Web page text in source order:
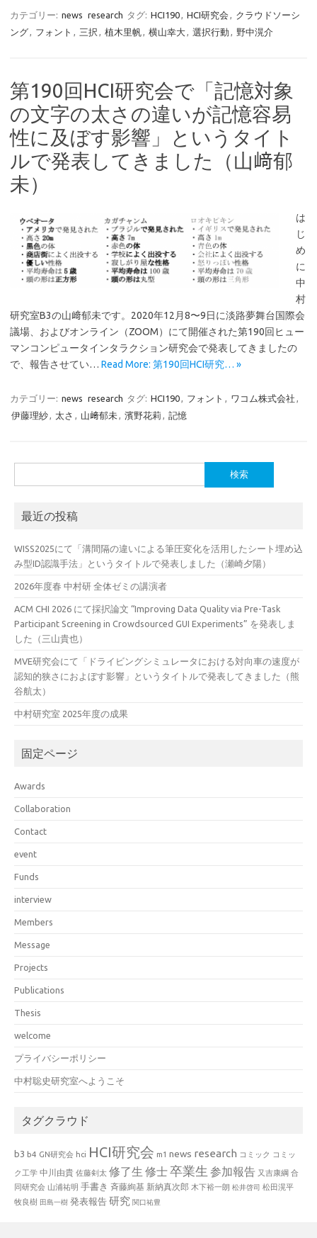
カテゴリー: news research タグ: HCI190, HCI研究会 , クラウドソーシ
ング, フォント , 三択 , 植木里帆, 横山幸大, 選択行動 , 野中滉介
第190回HCI研究会で「記憶対象
の文字の太さの違いが記憶容易
性に及ぼす影響」というタイト
ルで発表してきました（山﨑郁
未）
は
じ
め
に
中
村
研究室B3の山﨑郁未です。2020年12月8〜9日に淡路夢舞台国際会
議場、およびオンライン（ZOOM）にて開催された第190回ヒュー
マンコンピュータインタラクション研究会で発表してきましたの
で、報告させてい… Read More: 第190回HCI研究… »
カテゴリー: news research タグ: HCI190, フォント , ワコム株式会社 ,
伊藤理紗, 太さ , 山﨑郁未, 濱野花莉 , 記憶
索:
最近の投稿
WISS2025にて「溝間隔の違いによる筆圧変化を活用したシート埋め込
み型ID認識手法」というタイトルで発表しました（瀬崎夕陽）
2026年度春 中村研 全体ゼミの講演者
ACM CHI 2026 にて採択論文 “Improving Data Quality via Pre-Task
Participant Screening in Crowdsourced GUI Experiments” を発表しま
した（三山貴也）
MVE研究会にて「ドライビングシミュレータにおける対向車の速度が
認知的狭さにおよぼす影響」というタイトルで発表してきました（熊
谷航太）
中村研究室 2025年度の成果
固定ページ
Awards
Collaboration
Contact
event
Funds
interview
Members
Message
Projects
Publications
Thesis
welcome
プライバシーポリシー
中村聡史研究室へようこそ
タグクラウド
b3 b4 GN研究会 hci HCI研究会 m1 news research コミック コミッ
ク工学 中川由貴 佐藤剣太 修了生 修士卒業生 参加報告 又吉康綱 合
同研究会 山浦祐明 手書き 斉藤絢基 新納真次郎 木下裕一朗 松井啓司 松田滉平
牧良樹 田島一樹 発表報告 研究 関口祐豊